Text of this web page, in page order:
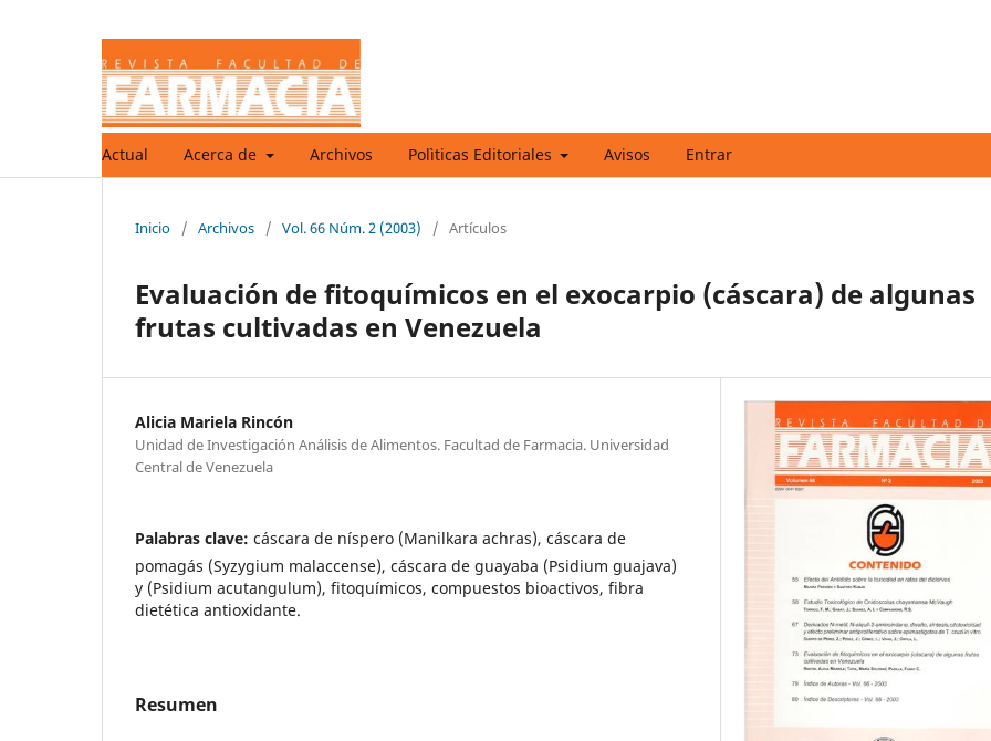
Actual Acerca de Archivos Polìticas Editoriales Avisos Entrar
Inicio / Archivos / Vol. 66 Núm. 2 (2003) / Artículos
Evaluación de fitoquímicos en el exocarpio (cáscara) de algunas
frutas cultivadas en Venezuela
Alicia Mariela Rincón
Unidad de Investigación Análisis de Alimentos. Facultad de Farmacia. Universidad
Central de Venezuela
Palabras clave: cáscara de níspero (Manilkara achras), cáscara de
pomagás (Syzygium malaccense), cáscara de guayaba (Psidium guajava)
y (Psidium acutangulum), fitoquímicos, compuestos bioactivos, fibra
dietética antioxidante.
Resumen